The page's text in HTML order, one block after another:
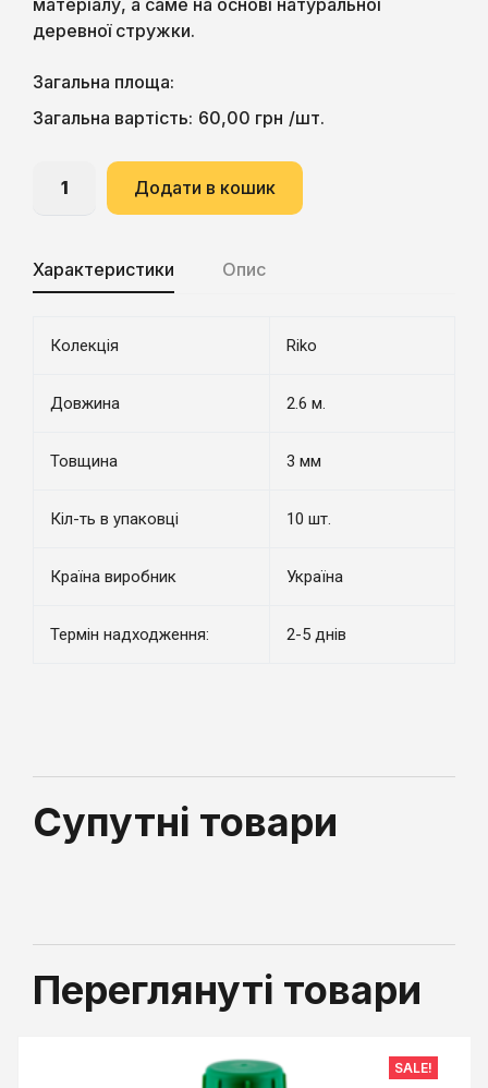
матеріалу, а саме на основі натуральної
деревної стружки.
Загальна площа:
Загальна вартість: 60,00 грн /шт.
Додати в кошик
Характеристики Опис
Колекція Riko
Довжина 2.6 м.
Товщина 3 мм
Кіл-ть в упаковці 10 шт.
Країна виробник Україна
Термін надходження: 2-5 днів
Супутні товари
Переглянуті товари
SALE!